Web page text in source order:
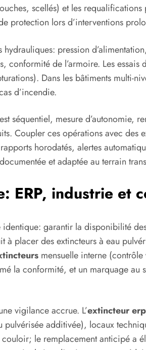
scellés) et les
protection lors d’interventions
pression
de l’armoire. Les
Dans les bâtiments multi-
d’incendie.
séquentiel, mesure d’autonomie,
Coupler ces opérations avec des
horodatés, alertes
et adaptée au terrain
ERP, industrie et
garantir la disponibilité
placer des extincteurs à eau
mensuelle interne
la conformité, et un marquage au
vigilance accrue. L’extincteur erp
additivée), locaux
le remplacement anticipé a